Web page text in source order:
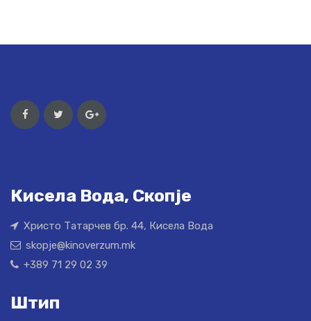
Кисела Вода, Скопје
Христо Татарчев бр. 44, Кисела Вода
skopje@kinoverzum.mk
+389 71 29 02 39
Штип